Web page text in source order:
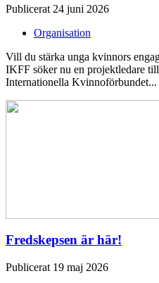
Publicerat 24 juni 2026
Organisation
Vill du stärka unga kvinnors
IKFF söker nu en projektledare
Internationella Kvinnoförbundet...
Fredskepsen är här!
Publicerat 19 maj 2026